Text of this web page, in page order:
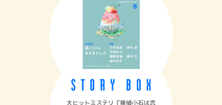
大ヒットミステリ『探偵小石は恋